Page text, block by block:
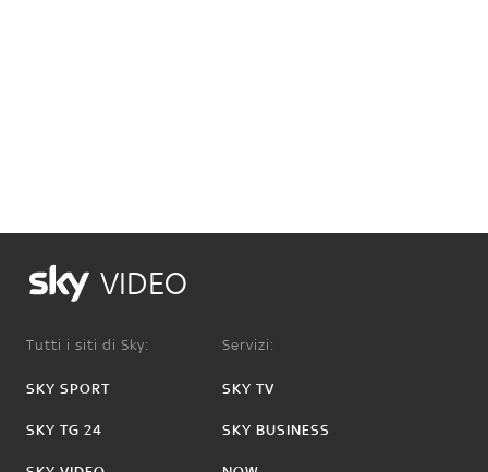
VIDEO
Tutti i siti di Sky:
SKY SPORT
SKY TG 24
Servizi:
SKY TV
SKY BUSINESS